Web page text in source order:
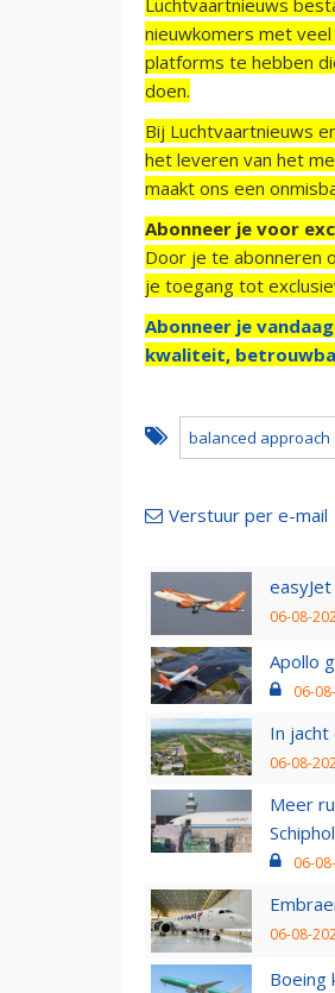
nieuwkomers met
platforms te hebben
doen.
Bij Luchtvaartnieuws
het leveren van het
maakt ons een
Abonneer je voor
Door je te abonneren
je toegang tot
Abonneer je
kwaliteit,
balanced approach
Verstuur per e-mail
06-08-
Apollo
06-
In jacht
06-08-
Meer
Schiphol
06-
06-08-
Boeing